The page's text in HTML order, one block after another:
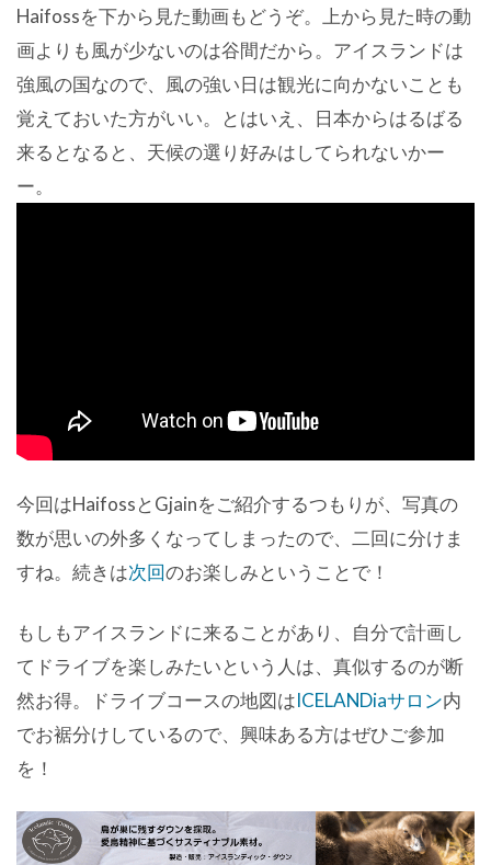
Haifossを下から見た動画もどうぞ。上から見た時の動
画よりも風が少ないのは谷間だから。アイスランドは
強風の国なので、風の強い日は観光に向かないことも
覚えておいた方がいい。とはいえ、日本からはるばる
来るとなると、天候の選り好みはしてられないかー
ー。
今回はHaifossとGjainをご紹介するつもりが、写真の
数が思いの外多くなってしまったので、二回に分けま
すね。続きは次回のお楽しみということで！
もしもアイスランドに来ることがあり、自分で計画し
てドライブを楽しみたいという人は、真似するのが断
然お得。ドライブコースの地図はICELANDiaサロン内
でお裾分けしているので、興味ある方はぜひご参加
を！